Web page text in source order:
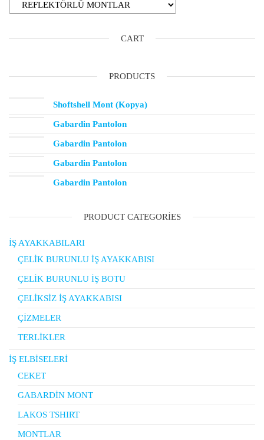
CART
PRODUCTS
Shoftshell Mont (Kopya)
Gabardin Pantolon
Gabardin Pantolon
Gabardin Pantolon
Gabardin Pantolon
PRODUCT CATEGORIES
İŞ AYAKKABILARI
ÇELİK BURUNLU İŞ AYAKKABISI
ÇELİK BURUNLU İŞ BOTU
ÇELİKSİZ İŞ AYAKKABISI
ÇİZMELER
TERLİKLER
İŞ ELBİSELERİ
CEKET
GABARDİN MONT
LAKOS TSHIRT
MONTLAR